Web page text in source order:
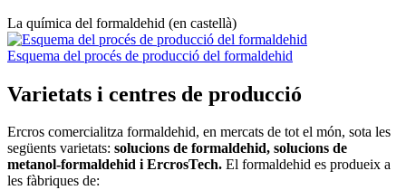
La química del formaldehid (en castellà)
Esquema del procés de producció del formaldehid
Varietats i centres de producció
Ercros comercialitza formaldehid, en mercats de tot el món, sota les
següents varietats: solucions de formaldehid, solucions de
metanol-formaldehid i ErcrosTech. El formaldehid es produeix a
les fàbriques de: